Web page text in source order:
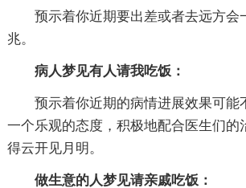
预示着你近期要出差或者去远方会
兆。
病人梦见有人请我吃饭：
预示着你近期的病情进展效果可能
一个乐观的态度，积极地配合医生们的
得云开见月明。
做生意的人梦见请亲戚吃饭：